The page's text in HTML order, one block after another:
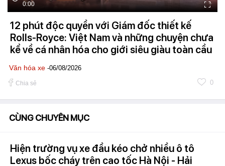
0:00
12 phút độc quyền với Giám đốc thiết kế
Rolls-Royce: Việt Nam và những chuyện chưa
kể về cá nhân hóa cho giới siêu giàu toàn cầu
Văn hóa xe -06/08/2026
Chia sẻ 0
CÙNG CHUYÊN MỤC
Hiện trường vụ xe đầu kéo chở nhiều ô tô
Lexus bốc cháy trên cao tốc Hà Nội - Hải